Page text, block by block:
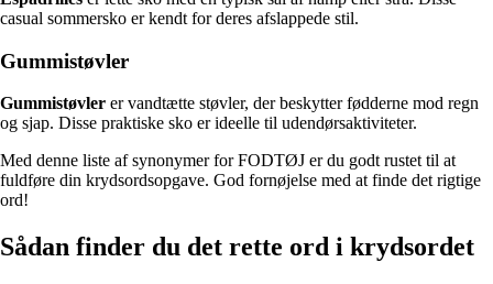
casual sommersko er kendt for deres afslappede stil.
Gummistøvler
Gummistøvler er vandtætte støvler, der beskytter fødderne mod regn
og sjap. Disse praktiske sko er ideelle til udendørsaktiviteter.
Med denne liste af synonymer for FODTØJ er du godt rustet til at
fuldføre din krydsordsopgave. God fornøjelse med at finde det rigtige
ord!
Sådan finder du det rette ord i krydsordet